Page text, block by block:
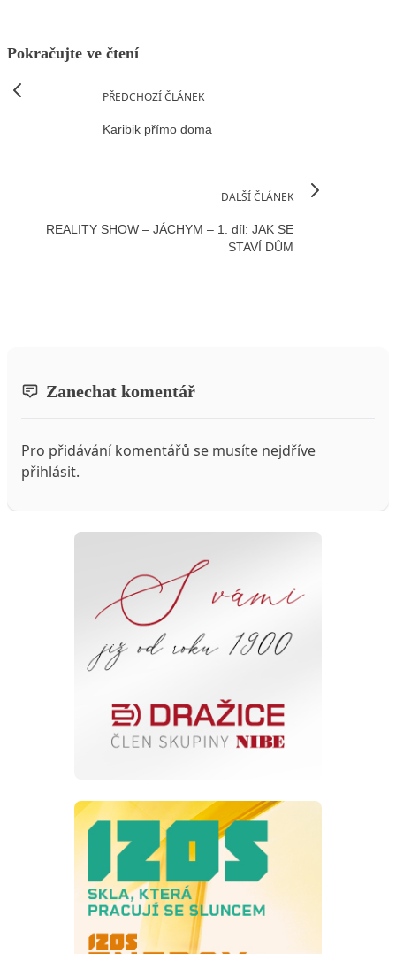
Pokračujte ve čtení
PŘEDCHOZÍ ČLÁNEK
Karibik přímo doma
DALŠÍ ČLÁNEK
REALITY SHOW – JÁCHYM – 1. díl: JAK SE
STAVÍ DŮM
Zanechat komentář
Pro přidávání komentářů se musíte nejdříve
přihlásit.